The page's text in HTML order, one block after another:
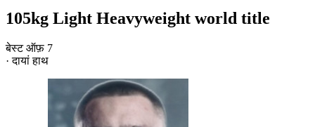
105kg Light Heavyweight world title
बेस्ट ऑफ़ 7
· दायां हाथ